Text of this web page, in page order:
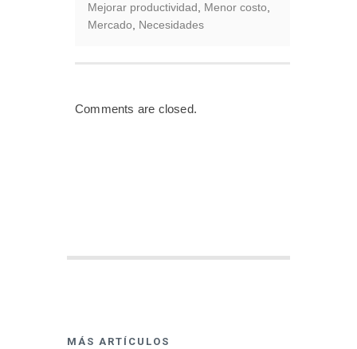
Mejorar productividad, Menor costo,
Mercado, Necesidades
Comments are closed.
MÁS ARTÍCULOS